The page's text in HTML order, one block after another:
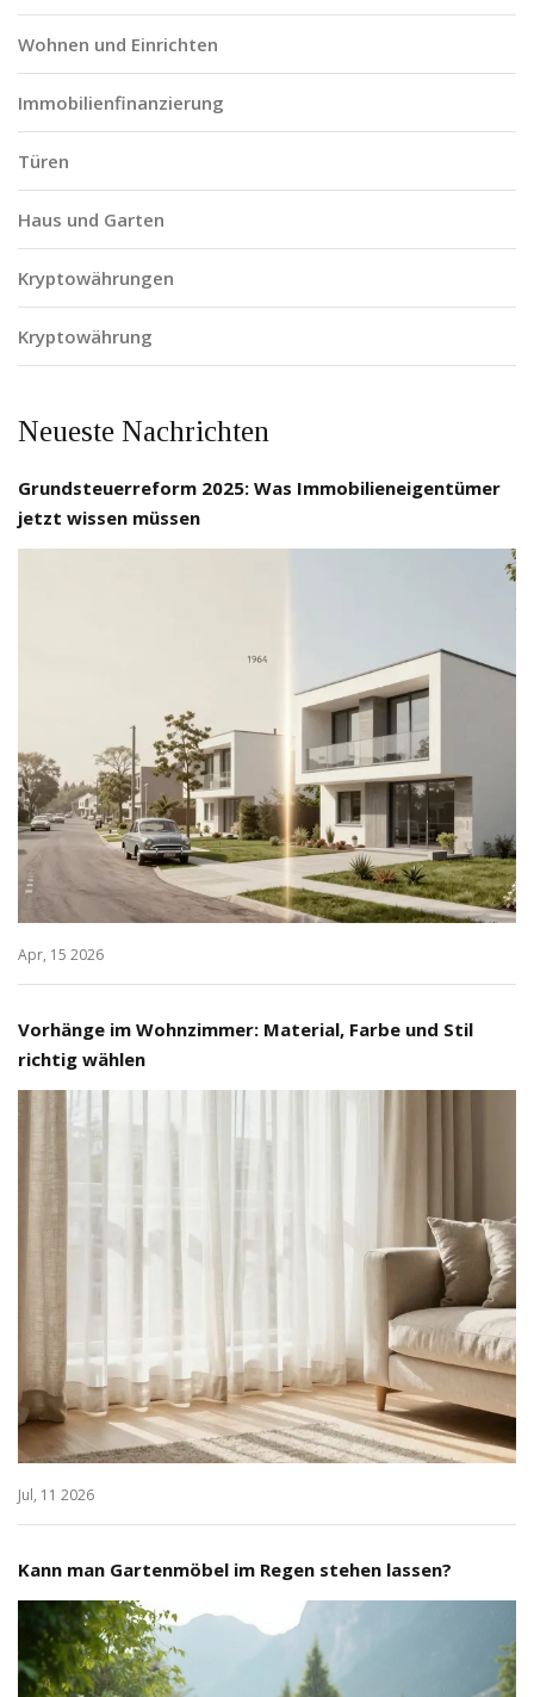
Wohnen und Einrichten
Immobilienfinanzierung
Türen
Haus und Garten
Kryptowährungen
Kryptowährung
Neueste Nachrichten
Grundsteuerreform 2025: Was Immobilieneigentümer
jetzt wissen müssen
Apr, 15 2026
Vorhänge im Wohnzimmer: Material, Farbe und Stil
richtig wählen
Jul, 11 2026
Kann man Gartenmöbel im Regen stehen lassen?